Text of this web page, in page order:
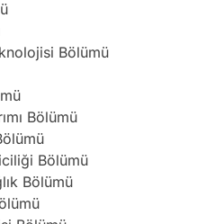
Bölümü
Bölümü
Bölümü
Bölümü